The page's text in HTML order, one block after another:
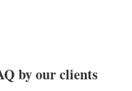
by our clients